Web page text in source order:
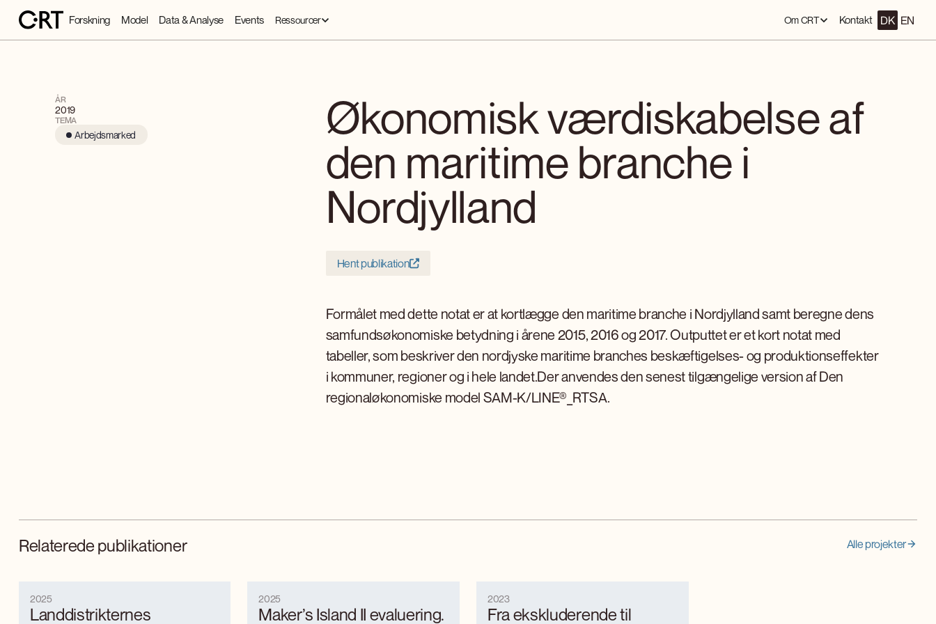
Forskning Model Data & Analyse Events Ressourcer Om CRT Kontakt DK EN
ÅR
2019
TEMA
Arbejdsmarked
Økonomisk værdiskabelse af
den maritime branche i
Nordjylland
Hent publikation
Formålet med dette notat er at kortlægge den maritime branche i Nordjylland samt beregne dens
samfundsøkonomiske betydning i årene 2015, 2016 og 2017. Outputtet er et kort notat med
tabeller, som beskriver den nordjyske maritime branches beskæftigelses- og produktionseffekter
i kommuner, regioner og i hele landet.Der anvendes den senest tilgængelige version af Den
regionaløkonomiske model SAM-K/LINE®_RTSA.
Relaterede publikationer Alle projekter
Landdistrikternes
2025
Maker’s Island II evaluering.
2025
Fra ekskluderende til
2023